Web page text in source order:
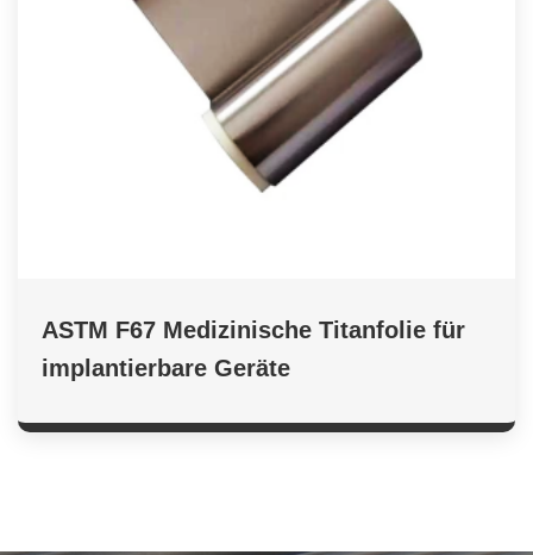
ASTM F67 Medizinische Titanfolie für
implantierbare Geräte